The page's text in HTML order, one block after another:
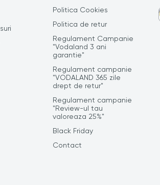
Politica Cookies
Politica de retur
Regulament Campanie
"Vodaland 3 ani
garantie"
Regulament campanie
"VODALAND 365 zile
drept de retur"
Regulament campanie
"Review-ul tau
valoreaza 25%"
Black Friday
Contact